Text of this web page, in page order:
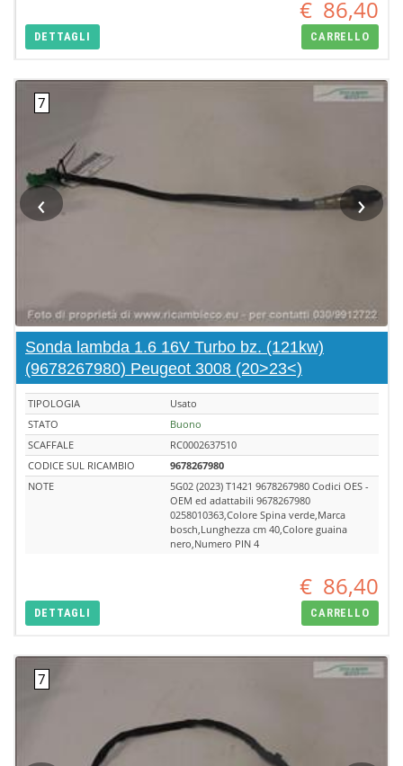
€ 86,40
DETTAGLI CARRELLO
‹ ›
Sonda lambda 1.6 16V Turbo bz. (121kw)
(9678267980) Peugeot 3008 (20>23<)
TIPOLOGIA
Usato
STATO
Buono
SCAFFALE
RC0002637510
CODICE SUL RICAMBIO
9678267980
NOTE
5G02 (2023) T1421 9678267980 Codici OES -
OEM ed adattabili 9678267980
0258010363,Colore Spina verde,Marca
bosch,Lunghezza cm 40,Colore guaina
nero,Numero PIN 4
€ 86,40
DETTAGLI CARRELLO